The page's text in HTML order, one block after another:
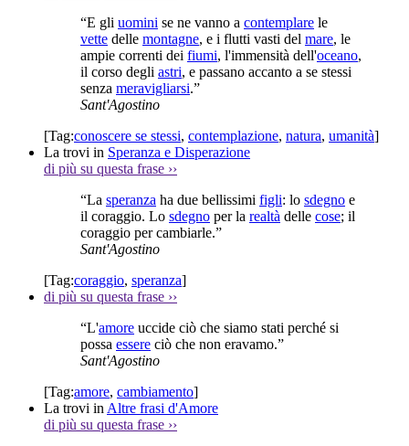
“E gli uomini se ne vanno a contemplare le
vette delle montagne, e i flutti vasti del mare, le
ampie correnti dei fiumi, l'immensità dell'oceano,
il corso degli astri, e passano accanto a se stessi
senza meravigliarsi.”
Sant'Agostino
[Tag:conoscere se stessi, contemplazione, natura, umanità]
La trovi in Speranza e Disperazione
di più su questa frase ››
“La speranza ha due bellissimi figli: lo sdegno e
il coraggio. Lo sdegno per la realtà delle cose; il
coraggio per cambiarle.”
Sant'Agostino
[Tag:coraggio, speranza]
di più su questa frase ››
“L'amore uccide ciò che siamo stati perché si
possa essere ciò che non eravamo.”
Sant'Agostino
[Tag:amore, cambiamento]
La trovi in Altre frasi d'Amore
di più su questa frase ››